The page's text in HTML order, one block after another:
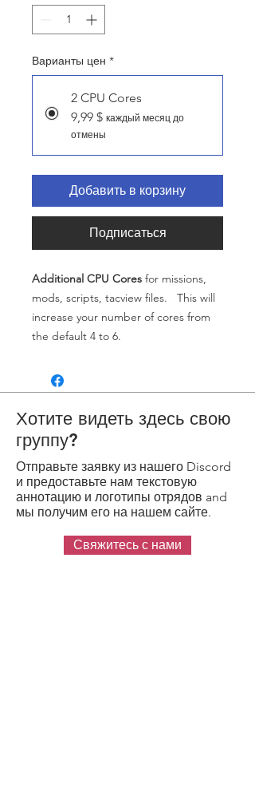
Варианты цен *
2 CPU Cores
9,99 $ каждый месяц до
отмены
Добавить в корзину
Подписаться
Additional CPU Cores for missions,
mods, scripts, tacview files. This will
increase your number of cores from
the default 4 to 6.
Хотите видеть здесь свою
группу?
Отправьте заявку из нашего Discord
и предоставьте нам текстовую
аннотацию и логотипы отрядов and
мы получим его на нашем сайте.
Свяжитесь с нами